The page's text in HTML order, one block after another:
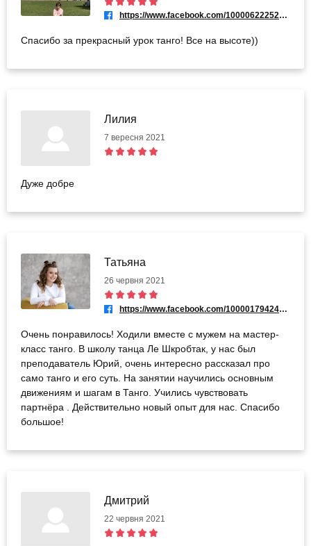
https://www.facebook.com/100006222526999
Спасибо за прекрасный урок танго! Все на высоте))
Лилия
7 вересня 2021
Дуже добре
Татьяна
26 червня 2021
https://www.facebook.com/100001794244627
Очень понравилось! Ходили вместе с мужем на мастер-
класс танго. В школу танца Ле Шкробтак, у нас был
преподаватель Юрий, очень интересно рассказал про
само танго и его суть. На занятии научились основным
движениям и шагам в Танго. Учились чувствовать
партнёра . Действительно новый опыт для нас. Спасибо
большое!
Дмитрий
22 червня 2021